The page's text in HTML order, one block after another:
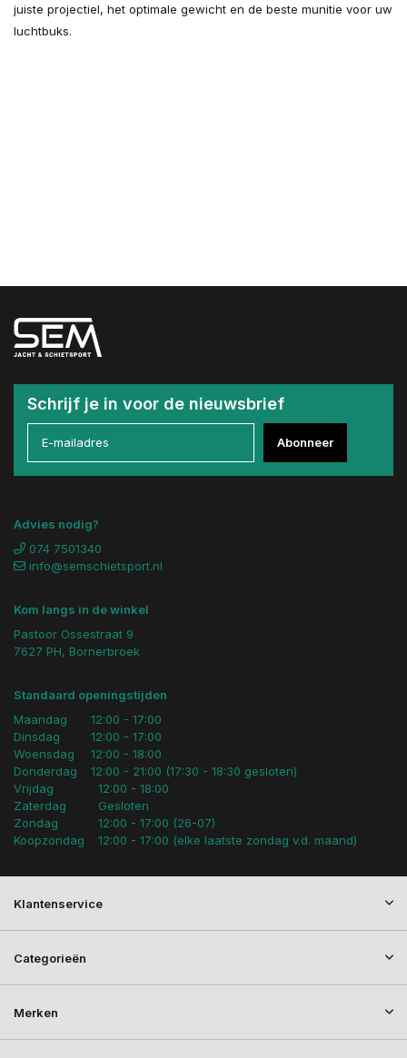
juiste projectiel, het optimale gewicht en de beste munitie voor uw
luchtbuks.
Schrijf je in voor de nieuwsbrief
Abonneer
Advies nodig?
074 7501340
info@semschietsport.nl
Kom langs in de winkel
Pastoor Ossestraat 9
7627 PH, Bornerbroek
Standaard openingstijden
Maandag
Dinsdag
Woensdag
Donderdag
12:00 - 17:00
12:00 - 17:00
12:00 - 18:00
12:00 - 21:00 (17:30 - 18:30 gesloten)
Vrijdag
Zaterdag
Zondag
Koopzondag
12:00 - 18:00
Gesloten
12:00 - 17:00 (26-07)
12:00 - 17:00 (elke laatste zondag v.d. maand)
Klantenservice
Categorieën
Merken